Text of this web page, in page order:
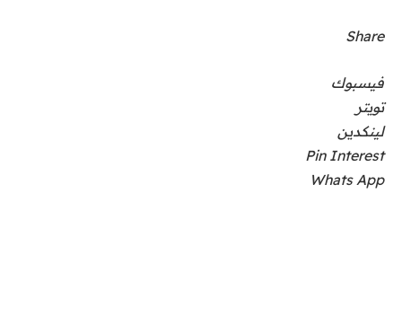
Share
فيسبوك
تويتر
لينكدين
Pin Interest
Whats App